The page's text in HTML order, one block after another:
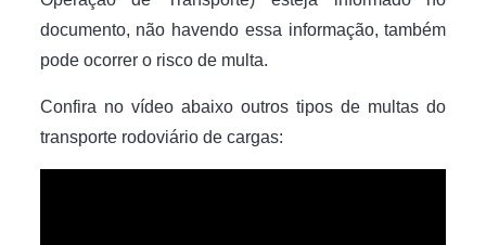
documento, não havendo essa informação, também
pode ocorrer o risco de multa.
Confira no vídeo abaixo outros tipos de multas do
transporte rodoviário de cargas: